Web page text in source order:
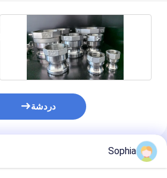
دردشة
المنتجات الموصى بها
Sophia